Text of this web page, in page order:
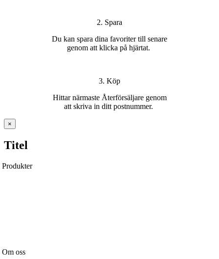
2. Spara
Du kan spara dina favoritertill senare
genom att klicka på hjärtat.
3. Köp
Hittarnärmaste Återförsäljare genom
att skriva in ditt postnummer.
Stäng
snabbvy
produkten
×
Titel
Produkter
Om oss